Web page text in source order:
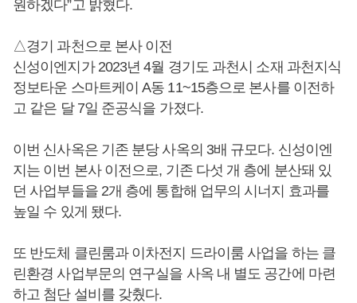
원하겠다”고 밝혔다.
△경기 과천으로 본사 이전
신성이엔지가 2023년 4월 경기도 과천시 소재 과천지식
정보타운 스마트케이 A동 11~15층으로 본사를 이전하
고 같은 달 7일 준공식을 가졌다.
이번 신사옥은 기존 분당 사옥의 3배 규모다. 신성이엔
지는 이번 본사 이전으로, 기존 다섯 개 층에 분산돼 있
던 사업부들을 2개 층에 통합해 업무의 시너지 효과를
높일 수 있게 됐다.
또 반도체 클린룸과 이차전지 드라이룸 사업을 하는 클
린환경 사업부문의 연구실을 사옥 내 별도 공간에 마련
하고 첨단 설비를 갖췄다.